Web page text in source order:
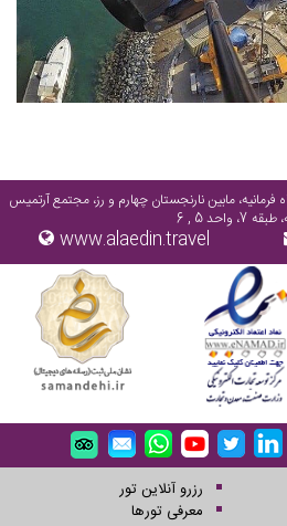
فرمانیه، مابین نارنجستان چهارم و رز، مجتمع آرتمیس
7، واحد 5 , 6
www.alaedin.travel
رزرو آنلاین تور
معرفی تورها